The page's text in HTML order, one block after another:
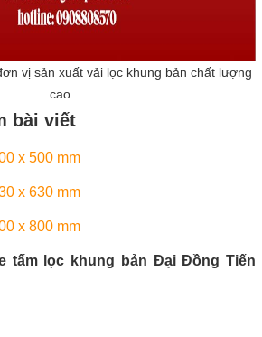
vị sản xuất vải lọc khung bản chất lượng
cao
bài viết
x 500 mm
x 630 mm
x 800 mm
tấm lọc khung bản Đại Đồng Tiến